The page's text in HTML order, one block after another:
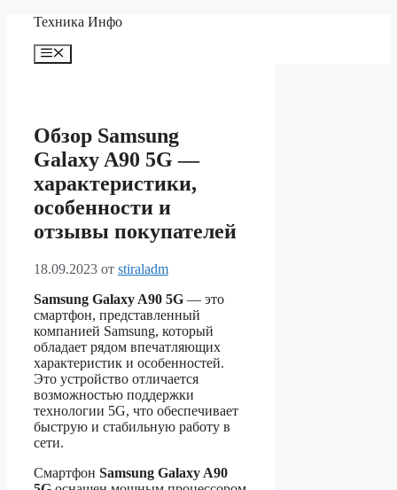
Перейти
содержимому
Техника Инфо
Меню
Обзор Samsung
Galaxy A90 5G —
характеристики,
особенности и
отзывы покупателей
18.09.2023 от stiraladm
Samsung Galaxy A90 5G — это
смартфон, представленный
компанией Samsung, который
обладает рядом впечатляющих
характеристик и особенностей.
Это устройство отличается
возможностью поддержки
технологии 5G, что обеспечивает
быструю и стабильную работу в
сети.
Смартфон Samsung Galaxy A90